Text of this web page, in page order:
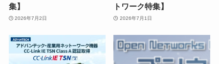
集】
2026年7月2日
トワーク特集】
2026年7月1日